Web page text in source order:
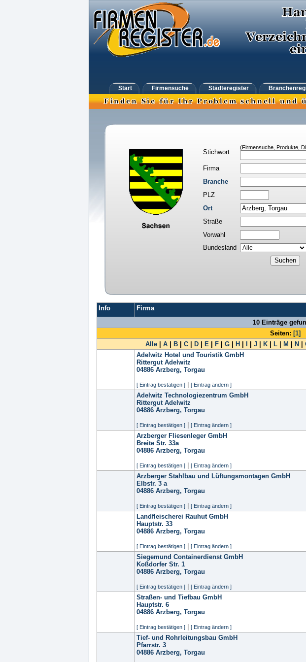
Start Firmensuche Städteregister
Stichwort
(Firmensuche, Produkte,
Firma
Branche
PLZ
Ort
Straße
Vorwahl
Bundesland
Info Firma
10 Einträge
Seiten: [1]
Alle
A B C D E F G H J K L M N
Adelwitz Hotel und Touristik GmbH
Rittergut Adelwitz
04886 Arzberg, Torgau
[ Eintrag bestätigen ] [ Eintrag ändern ]
Adelwitz Technologiezentrum GmbH
Rittergut Adelwitz
04886 Arzberg, Torgau
[ Eintrag bestätigen ] [ Eintrag ändern ]
Arzberger Fliesenleger GmbH
Breite Str. 33a
04886 Arzberg, Torgau
[ Eintrag bestätigen ] [ Eintrag ändern ]
Arzberger Stahlbau und Lüftungsmontagen GmbH
Elbstr. 3 a
04886 Arzberg, Torgau
[ Eintrag bestätigen ] [ Eintrag ändern ]
Landfleischerei Rauhut GmbH
Hauptstr. 33
04886 Arzberg, Torgau
[ Eintrag bestätigen ] [ Eintrag ändern ]
Siegemund Containerdienst GmbH
Koßdorfer Str. 1
04886 Arzberg, Torgau
[ Eintrag bestätigen ] [ Eintrag ändern ]
Straßen- und Tiefbau GmbH
Hauptstr. 6
04886 Arzberg, Torgau
[ Eintrag bestätigen ] [ Eintrag ändern ]
Tief- und Rohrleitungsbau GmbH
Pfarrstr. 3
04886 Arzberg, Torgau